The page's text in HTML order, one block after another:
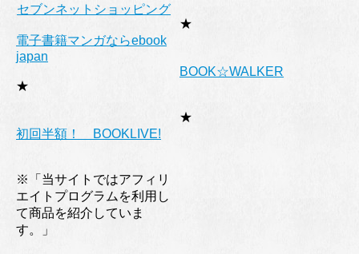
セブンネットショッピング
★
電子書籍マンガならebook
japan
★
BOOK☆WALKER
★
初回半額！ BOOKLIVE!
※「当サイトではアフィリ
エイトプログラムを利用し
て商品を紹介していま
す。」